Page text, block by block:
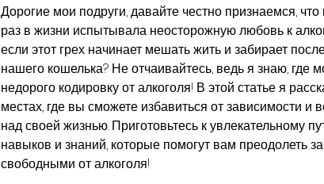
Дорогие мои подруги, давайте честно признаемся,
раз в жизни испытывала неосторожную любовь к
если этот грех начинает мешать жить и забирает
нашего кошелька? Не отчаивайтесь, ведь я знаю, где
недорого кодировку от алкоголя! В этой статье я
местах, где вы сможете избавиться от зависимости и
над своей жизнью. Приготовьтесь к увлекательному
навыков и знаний, которые помогут вам преодолеть
свободными от алкоголя!